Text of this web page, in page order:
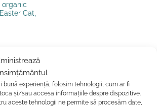
bună experiență, folosim tehnologii, cum ar fi
și/sau accesa informațiile despre dispozitive.
aceste tehnologii ne permite să procesăm date,
Cat,